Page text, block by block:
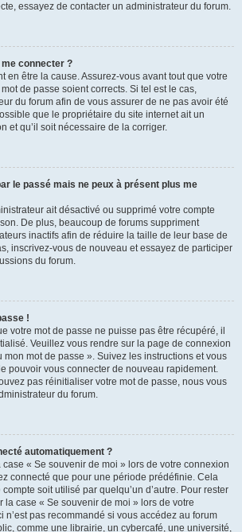
essayez de contacter un administrateur du forum.
me connecter ?
en être la cause. Assurez-vous avant tout que votre
de passe soient corrects. Si tel est le cas,
du forum afin de vous assurer de ne pas avoir été
que le propriétaire du site internet ait un
et qu’il soit nécessaire de la corriger.
le passé mais ne peux à présent plus me
ait désactivé ou supprimé votre compte
De plus, beaucoup de forums suppriment
inactifs afin de réduire la taille de leur base de
inscrivez-vous de nouveau et essayez de participer
du forum.
!
votre mot de passe ne puisse pas être récupéré, il
Veuillez vous rendre sur la page de connexion
mon mot de passe ». Suivez les instructions et vous
pouvoir vous connecter de nouveau rapidement.
pas réinitialiser votre mot de passe, nous vous
du forum.
automatiquement ?
« Se souvenir de moi » lors de votre connexion
connecté que pour une période prédéfinie. Cela
soit utilisé par quelqu’un d’autre. Pour rester
la case « Se souvenir de moi » lors de votre
n’est pas recommandé si vous accédez au forum
comme une librairie, un cybercafé, une université,